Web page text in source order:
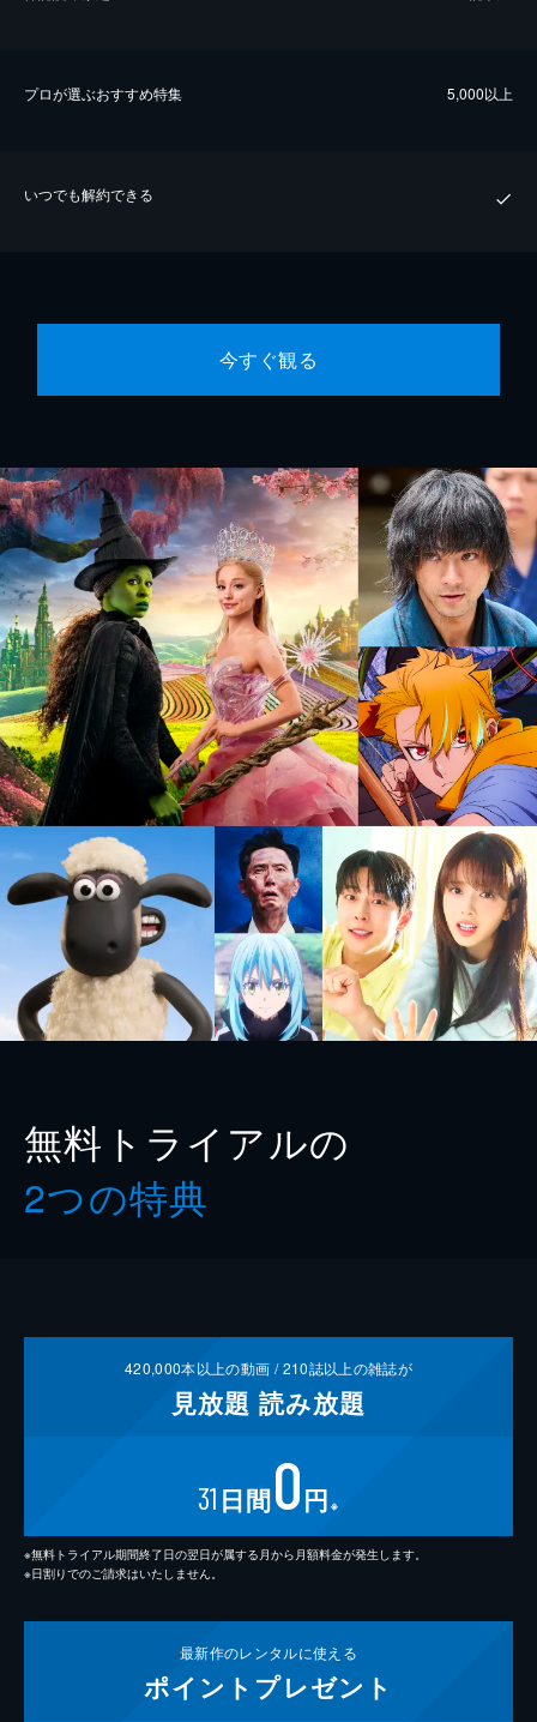
プロが選ぶおすすめ特集 5,000以上
いつでも解約できる
今すぐ観る
無料トライアルの
2つの特典
420,000本以上の動画 /210誌以上の雑誌が
見放題 読み放題
31 日間0円 ※
※無料トライアル期間終了日の翌日が属する月から月額料金が発生します。
※日割りでのご請求はいたしません。
最新作のレンタルに使える
ポイント プレゼント